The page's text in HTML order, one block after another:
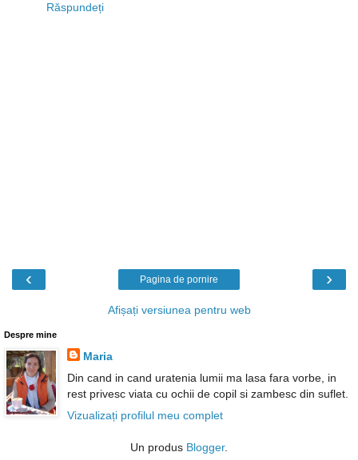
Răspundeți
‹ ›
Pagina de pornire
Afișați versiunea pentru web
Despre mine
Maria
Din cand in cand uratenia lumii ma lasa fara vorbe, in
rest privesc viata cu ochii de copil si zambesc din suflet.
Vizualizați profilul meu complet
Un produs Blogger.